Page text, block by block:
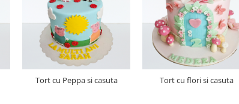
Tort cu Peppa si casuta Tort cu flori si casuta